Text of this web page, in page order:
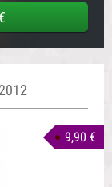
9,90 €